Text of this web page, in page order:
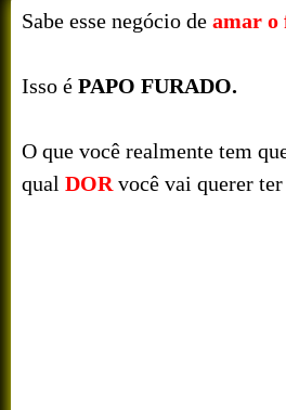
Sabe esse negócio de amar o
Isso é PAPO FURADO.
O que você realmente tem
qual DOR você vai querer